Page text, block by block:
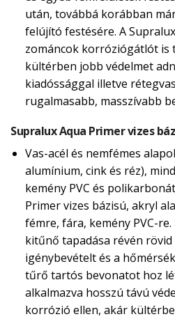
után, továbbá korábban
felújító festésére. A
zománcok korróziógátlót is
kültérben jobb védelmet
kiadóssággal illetve
rugalmasabb, masszívabb
Supralux Aqua Primer vizes
Vas-acél és nemfémes
alumínium, cink és réz),
kemény PVC és
Primer vizes bázisú, akryl
fémre, fára, kemény PVC-
kitűnő tapadása révén
igénybevételt és a
tűrő tartós bevonatot hoz
alkalmazva hosszú távú
korrózió ellen, akár